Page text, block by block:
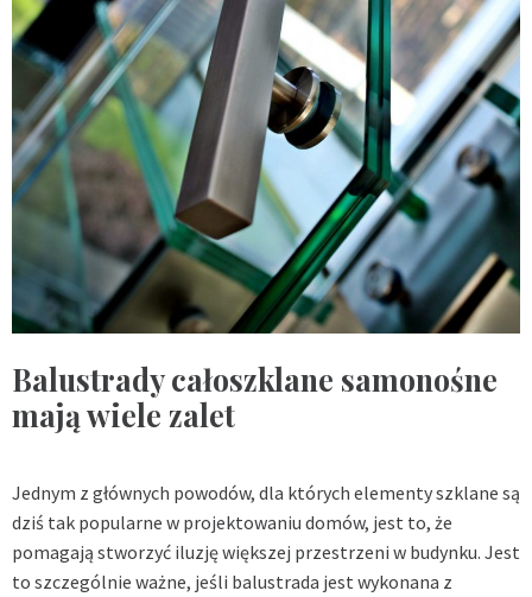
Balustrady całoszklane samonośne
mają wiele zalet
Jednym z głównych powodów, dla których elementy szklane są
dziś tak popularne w projektowaniu domów, jest to, że
pomagają stworzyć iluzję większej przestrzeni w budynku. Jest
to szczególnie ważne, jeśli balustrada jest wykonana z